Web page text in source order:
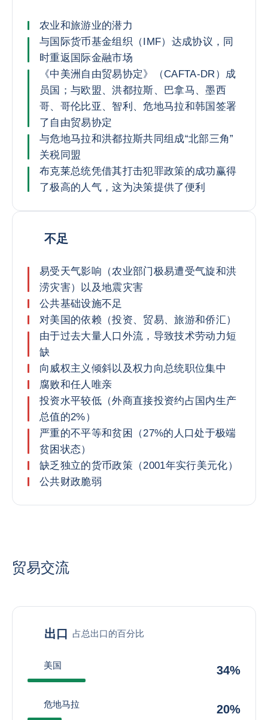
农业和旅游业的潜力
与国际货币基金组织（IMF）达成协议，同
时重返国际金融市场
《中美洲自由贸易协定》（CAFTA-DR）成
员国；与欧盟、洪都拉斯、巴拿马、墨西
哥、哥伦比亚、智利、危地马拉和韩国签署
了自由贸易协定
与危地马拉和洪都拉斯共同组成“北部三角”
关税同盟
布克莱总统凭借其打击犯罪政策的成功赢得
了极高的人气，这为决策提供了便利
不足
易受天气影响（农业部门极易遭受气旋和洪
涝灾害）以及地震灾害
公共基础设施不足
对美国的依赖（投资、贸易、旅游和侨汇）
由于过去大量人口外流，导致技术劳动力短
缺
向威权主义倾斜以及权力向总统职位集中
腐败和任人唯亲
投资水平较低（外商直接投资约占国内生产
总值的2%）
严重的不平等和贫困（27%的人口处于极端
贫困状态）
缺乏独立的货币政策（2001年实行美元化）
公共财政脆弱
贸易交流
出口 占总出口的百分比
美国 34%
危地马拉 20%